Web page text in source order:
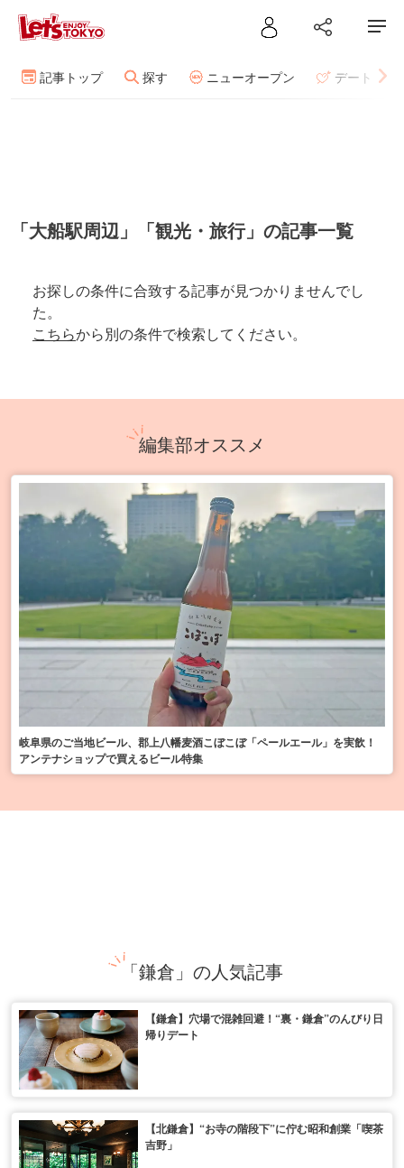
記事トップ 探す ニューオープン デート
「大船駅周辺」「観光・旅行」の記事一覧
お探しの条件に合致する記事が見つかりませんでし
た。
こちらから別の条件で検索してください。
編集部オススメ
岐阜県のご当地ビール、郡上八幡麦酒こぼこぼ「ペールエール」を実飲！
アンテナショップで買えるビール特集
「鎌倉」の人気記事
【鎌倉】穴場で混雑回避！“裏・鎌倉”のんびり日
帰りデート
【北鎌倉】“お寺の階段下”に佇む昭和創業「喫茶
吉野」